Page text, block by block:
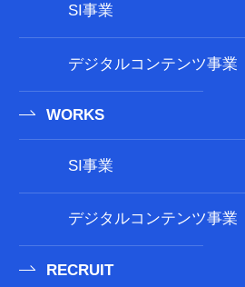
SI事業
デジタルコンテンツ事業
WORKS
SI事業
デジタルコンテンツ事業
RECRUIT